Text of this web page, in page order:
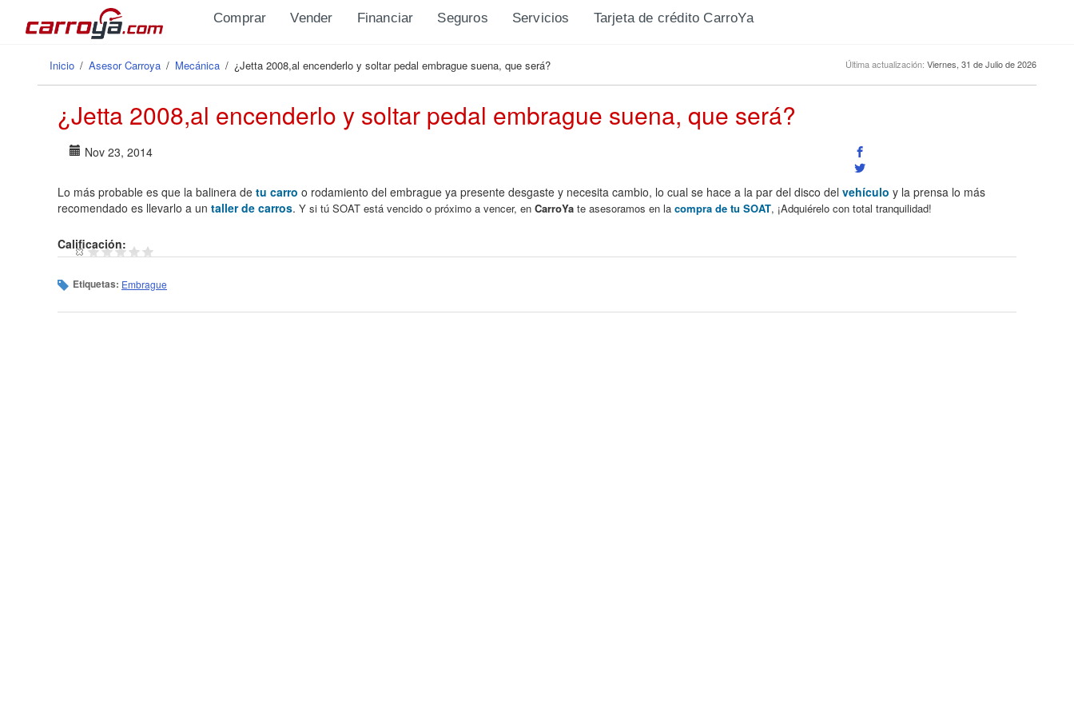
Pasar al contenido principal
Comprar Vender Financiar Seguros Servicios Tarjeta de crédito CarroYa
Se encuentra usted aquí
Inicio / Asesor Carroya / Mecánica / ¿Jetta 2008,al encenderlo y soltar pedal embrague suena, que será? Última actualización: Viernes, 31 de Julio de 2026
¿Jetta 2008,al encenderlo y soltar pedal embrague suena, que será?
Nov 23, 2014
Lo más probable es que la balinera de tu carro o rodamiento del embrague ya presente desgaste y necesita cambio, lo cual se hace a la par del disco del vehículo y la prensa lo más
recomendado es llevarlo a un taller de carros. Y si tú SOAT está vencido o próximo a vencer, en CarroYa te asesoramos en la compra de tu SOAT, ¡Adquiérelo con total tranquilidad!
Calificación:
Etiquetas: Embrague